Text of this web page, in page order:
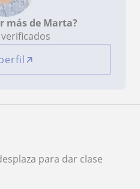
más de Marta?
para dar clase